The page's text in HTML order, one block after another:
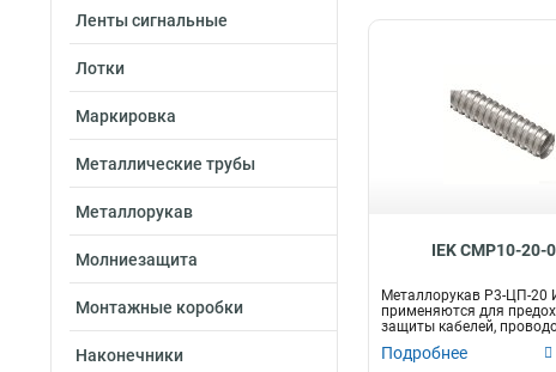
Ленты сигнальные
Лотки
Маркировка
Металлические трубы
Металлорукав
Молниезащита
Монтажные коробки
Наконечники
IEK CMP10-20-
Металлорукав Р3-ЦП-20
применяются для
защиты кабелей,
Подробнее